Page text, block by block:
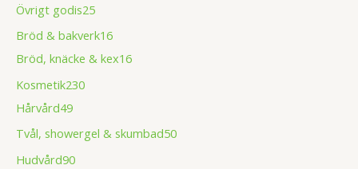
Övrigt godis25
Bröd & bakverk16
Bröd, knäcke & kex16
Kosmetik230
Hårvård49
Tvål, showergel & skumbad50
Hudvård90